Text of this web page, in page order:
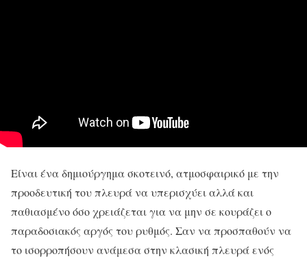
Είναι ένα δημιούργημα σκοτεινό, ατμοσφαιρικό με την
προοδευτική του πλευρά να υπερισχύει αλλά και
παθιασμένο όσο χρειάζεται για να μην σε κουράζει ο
παραδοσιακός αργός του ρυθμός. Σαν να προσπαθούν να
το ισορροπήσουν ανάμεσα στην κλασική πλευρά ενός